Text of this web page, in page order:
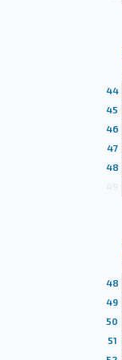
44
45
46
47
48
48
49
50
51